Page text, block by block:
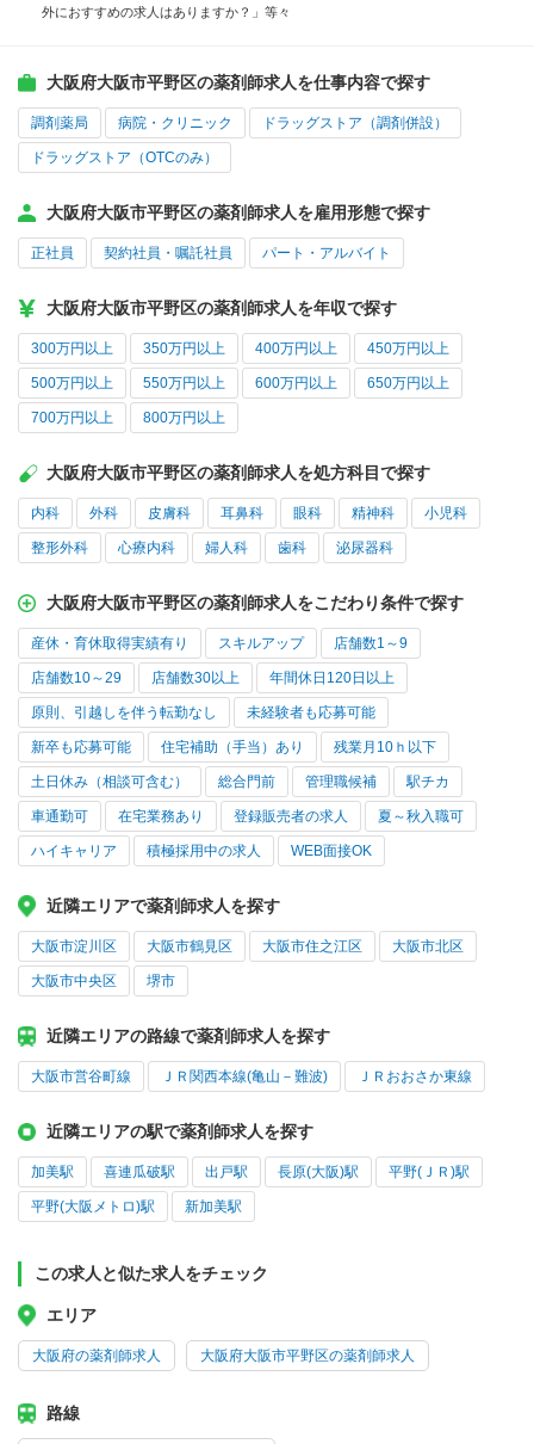
外におすすめの求人はありますか？」等々
大阪府大阪市平野区の薬剤師求人を仕事内容で探す
調剤薬局 病院・クリニック ドラッグストア（調剤併設）
ドラッグストア（OTCのみ）
大阪府大阪市平野区の薬剤師求人を雇用形態で探す
正社員 契約社員・嘱託社員 パート・アルバイト
大阪府大阪市平野区の薬剤師求人を年収で探す
300万円以上 350万円以上 400万円以上 450万円以上
500万円以上 550万円以上 600万円以上 650万円以上
700万円以上 800万円以上
大阪府大阪市平野区の薬剤師求人を処方科目で探す
内科 外科 皮膚科 耳鼻科 眼科 精神科 小児科
整形外科 心療内科 婦人科 歯科 泌尿器科
大阪府大阪市平野区の薬剤師求人をこだわり条件で探す
産休・育休取得実績有り スキルアップ 店舗数1～9
店舗数10～29 店舗数30以上 年間休日120日以上
原則、引越しを伴う転勤なし 未経験者も応募可能
新卒も応募可能 住宅補助（手当）あり 残業月10ｈ以下
土日休み（相談可含む） 総合門前 管理職候補 駅チカ
車通勤可 在宅業務あり 登録販売者の求人 夏～秋入職可
ハイキャリア 積極採用中の求人 WEB面接OK
近隣エリアで薬剤師求人を探す
大阪市淀川区 大阪市鶴見区 大阪市住之江区 大阪市北区
大阪市中央区 堺市
近隣エリアの路線で薬剤師求人を探す
大阪市営谷町線 ＪＲ関西本線(亀山－難波) ＪＲおおさか東線
近隣エリアの駅で薬剤師求人を探す
加美駅 喜連瓜破駅 出戸駅 長原(大阪)駅 平野(ＪＲ)駅
平野(大阪メトロ)駅 新加美駅
この求人と似た求人をチェック
エリア
大阪府の薬剤師求人 大阪府大阪市平野区の薬剤師求人
路線